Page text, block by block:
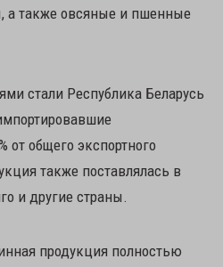
а также овсяные и пшенные
стали Республика Беларусь
от общего экспортного
также поставлялась в
и другие страны.
продукция полностью